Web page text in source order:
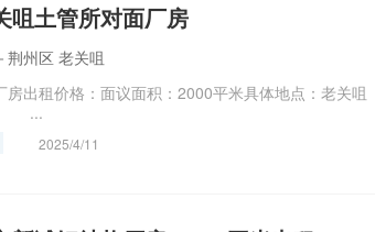
咀土管所对面厂房
荆州区 老关咀
房出租价格：面议面积：2000平米具体地点：老关咀
2025/4/11